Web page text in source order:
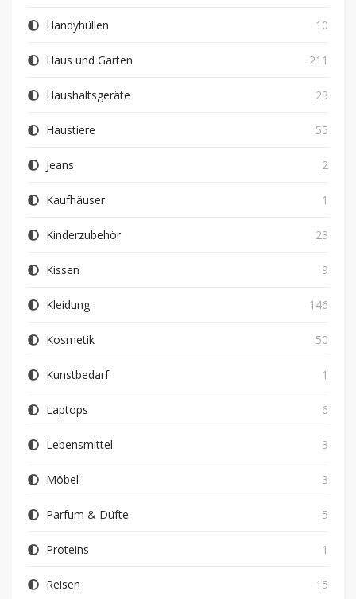
Handyhüllen 10
Haus und Garten 211
Haushaltsgeräte 23
Haustiere 55
Jeans 2
Kaufhäuser 1
Kinderzubehör 23
Kissen 9
Kleidung 146
Kosmetik 50
Kunstbedarf 1
Laptops 6
Lebensmittel 3
Möbel 3
Parfum & Düfte 5
Proteins 1
Reisen 15